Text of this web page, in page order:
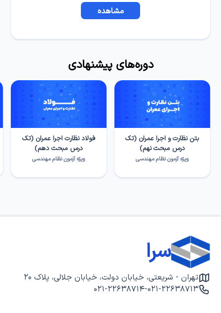
مشاهده
دوره‌های پیشنهادی
بتن نظارت و اجرا عمران (تک
درس مبحث نهم)
ويژه آزمون نظام مهندسی
فولاد نظارت اجرا عمران (تک
درس مبحث دهم)
ويژه آزمون نظام مهندسی
سرا
تهران - شریعتی، خیابان دولت، خیابان جلالی، پلاک ۲۰
۰۲۱-۲۲۶۳۸۷۱۳-۰۲۱-۲۲۶۳۸۷۱۴